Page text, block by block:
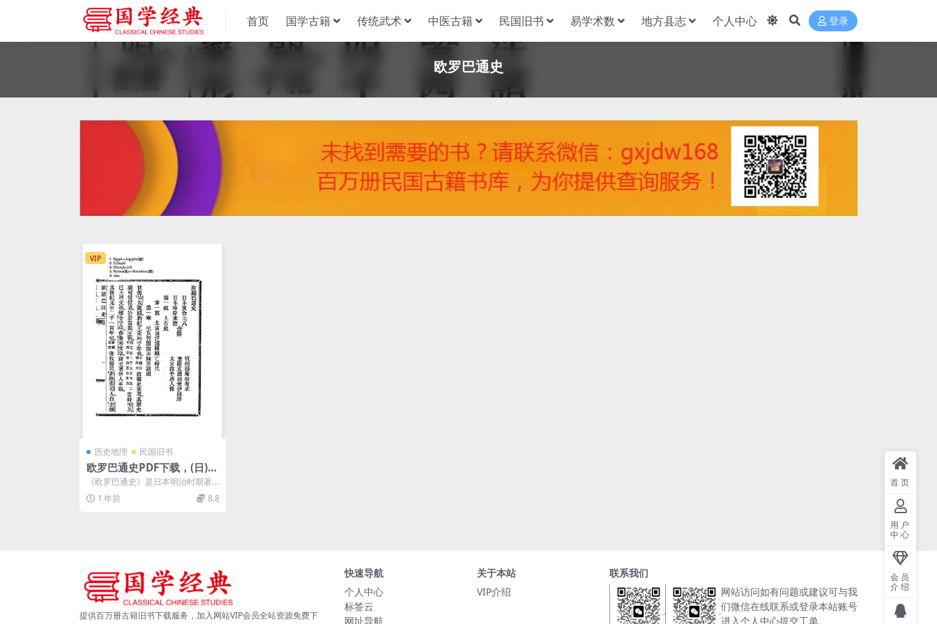
首页 国学古籍 传统武术 中医古籍 民国旧书 易学术数 地方县志 个人中心 登录
欧罗巴通史
VIP
历史地理 民国旧书
欧罗巴通史PDF下载，(日)箕
作元八,(日)峰岸米造合纂，
徐有成、胡景伊、唐人杰译
《欧罗巴通史》是日本明治时期著
名史学家箕作元八与峰岸米造合纂
的欧洲通史著作。全书...
1 年前 8.8
提供百万册古籍旧书下载服务，加入网站VIP会员全站资源免费下
快速导航
个人中心
标签云
网址导航
关于本站
VIP介绍
联系我们
网站访问如有问题或建议可与我
们微信在线联系或登录本站账号
进入个人中心提交工单。
首页
用户
中心
会员
介绍